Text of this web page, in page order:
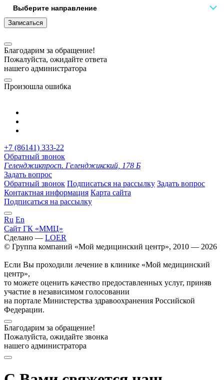
Записаться
Благодарим за обращение!
Пожалуйста, ожидайте ответа
нашего администратора
Произошла ошибка
+7 (86141) 333-22
Обратный звонок
Геленджикпросп. Геленджикский, 178 Б
Задать вопрос
Обратный звонок Подписаться на рассылку Задать вопрос
Контактная информация Карта сайта
Подписаться на рассылку
Ru En
Сайт ГК «ММЦ»
Сделано — LOER
© Группа компаний «Мой медицинский центр», 2010 — 2026
Если Вы проходили лечение в клинике «Мой медицинский
центр»,
то можете оценить качество предоставленных услуг, приняв
участие в независимом голосовании
на портале Министерства здравоохранения Российской
Федерации.
Благодарим за обращение!
Пожалуйста, ожидайте звонка
нашего администратора